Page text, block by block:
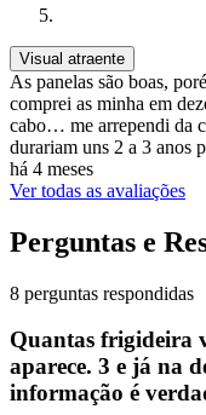
Visual atraente
As panelas são boas,
comprei as minha em
cabo… me arrependi da
durariam uns 2 a 3 anos
há 4 meses
Ver todas as avaliações
Perguntas e
8 perguntas respondidas
Quantas frigideira
aparece. 3 e já na
informação é